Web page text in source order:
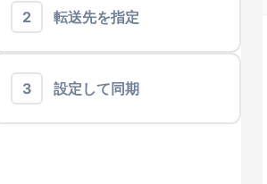
2 転送先を指定
3 設定して同期